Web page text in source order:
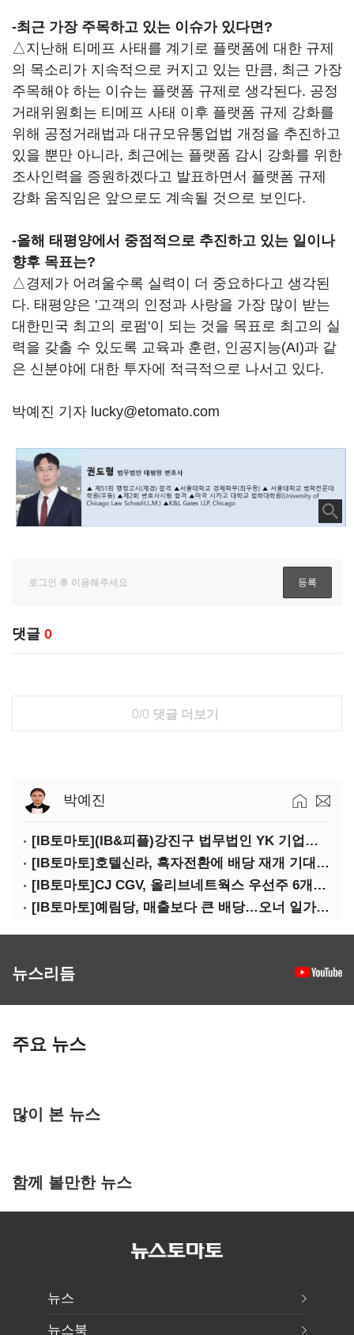
-최근 가장 주목하고 있는 이슈가 있다면?
△지난해 티메프 사태를 계기로 플랫폼에 대한 규제
의 목소리가 지속적으로 커지고 있는 만큼, 최근 가장
주목해야 하는 이슈는 플랫폼 규제로 생각된다. 공정
거래위원회는 티메프 사태 이후 플랫폼 규제 강화를
위해 공정거래법과 대규모유통업법 개정을 추진하고
있을 뿐만 아니라, 최근에는 플랫폼 감시 강화를 위한
조사인력을 증원하겠다고 발표하면서 플랫폼 규제
강화 움직임은 앞으로도 계속될 것으로 보인다.
-올해 태평양에서 중점적으로 추진하고 있는 일이나
향후 목표는?
△경제가 어려울수록 실력이 더 중요하다고 생각된
다. 태평양은 '고객의 인정과 사랑을 가장 많이 받는
대한민국 최고의 로펌'이 되는 것을 목표로 최고의 실
력을 갖출 수 있도록 교육과 훈련, 인공지능(AI)과 같
은 신분야에 대한 투자에 적극적으로 나서고 있다.
박예진 기자 lucky@etomato.com
댓글 0
0/0 댓글 더보기
박예진
[IB토마토](IB&피플)강진구 법무법인 YK 기업거버넌스센터 센터장
[IB토마토]호텔신라, 흑자전환에 배당 재개 기대감…삼성생명도 웃을까
[IB토마토]CJ CGV, 올리브네트웍스 우선주 6개월 만에 상환…왜?
[IB토마토]예림당, 매출보다 큰 배당…오너 일가에 절반 간다
뉴스리듬
주요 뉴스
많이 본 뉴스
함께 볼만한 뉴스
뉴스
뉴스북